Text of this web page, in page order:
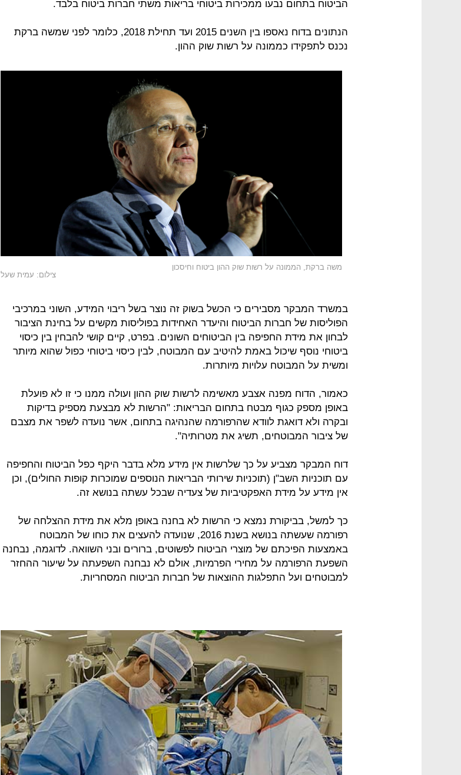
הביטוח בתחום נבעו ממכירות ביטוחי בריאות משתי חברות ביטוח בלבד.
הנתונים בדוח נאספו בין השנים 2015 ועד תחילת 2018, כלומר לפני שמשה ברקת
נכנס לתפקידו כממונה על רשות שוק ההון.
משה ברקת, הממונה על רשות שוק ההון ביטוח וחיסכון
צילום: עמית שעל
במשרד המבקר מסבירים כי הכשל בשוק זה נוצר בשל ריבוי המידע, השוני במרכיבי
הפוליסות של חברות הביטוח והיעדר האחידות בפוליסות מקשים על בחינת הציבור
לבחון את מידת החפיפה בין הביטוחים השונים. בפרט, קיים קושי להבחין בין כיסוי
ביטוחי נוסף שיכול באמת להיטיב עם המבוטח, לבין כיסוי ביטוחי כפול שהוא מיותר
ומשית על המבוטח עלויות מיותרות.
כאמור, הדוח מפנה אצבע מאשימה לרשות שוק ההון ועולה ממנו כי זו לא פועלת
באופן מספק כגוף מבטח בתחום הבריאות: "הרשות לא מבצעת מספיק בדיקות
ובקרה ולא דואגת לוודא שהרפורמה שהנהיגה בתחום, אשר נועדה לשפר את מצבם
של ציבור המבוטחים, תשיג את מטרותיה".
דוח המבקר מצביע על כך שלרשות אין מידע מלא בדבר היקף כפל הביטוח והחפיפה
עם תוכניות השב"ן (תוכניות שירותי הבריאות הנוספים שמוכרות קופות החולים), וכן
אין מידע על מידת האפקטיביות של צעדיה שבכל עשתה בנושא זה.
כך למשל, בביקורת נמצא כי הרשות לא בחנה באופן מלא את מידת ההצלחה של
רפורמה שעשתה בנושא בשנת 2016, שנועדה להעצים את כוחו של המבוטח
באמצעות הפיכתם של מוצרי הביטוח לפשוטים, ברורים ובני השוואה. לדוגמה, נבחנה
השפעת הרפורמה על מחירי הפרמיות, אולם לא נבחנה השפעתה על שיעור ההחזר
למבוטחים ועל התפלגות ההוצאות של חברות הביטוח המסחריות.